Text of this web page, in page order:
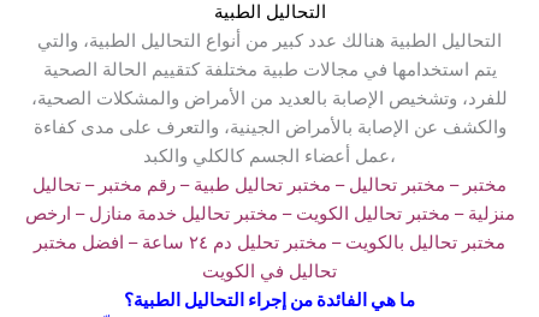
التحاليل الطبية
التحاليل الطبية هنالك عدد كبير من أنواع التحاليل الطبية، والتي
يتم استخدامها في مجالات طبية مختلفة كتقييم الحالة الصحية
للفرد، وتشخيص الإصابة بالعديد من الأمراض والمشكلات الصحية،
والكشف عن الإصابة بالأمراض الجينية، والتعرف على مدى كفاءة
عمل أعضاء الجسم كالكلي والكبد،
مختبر – مختبر تحاليل – مختبر تحاليل طبية – رقم مختبر – تحاليل
منزلية – مختبر تحاليل الكويت– مختبر تحاليل خدمة منازل – ارخص
مختبر تحاليل بالكويت – مختبر تحليل دم ٢٤ ساعة
– افضل مختبر
تحاليل في الكويت
ما هي الفائدة من إجراء التحاليل الطبية؟